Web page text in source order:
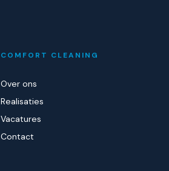
COMFORT CLEANING
Over ons
Realisaties
Vacatures
Contact